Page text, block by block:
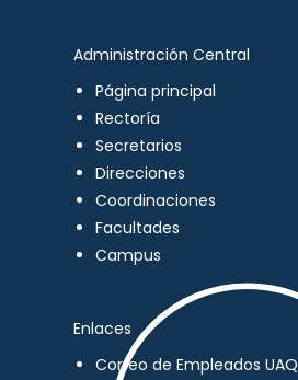
Administración Central
Página principal
Rectoría
Secretarios
Direcciones
Coordinaciones
Facultades
Campus
Enlaces
Correo de Empleados UAQ